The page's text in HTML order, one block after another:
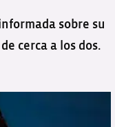
sobre su
cerca a los dos.